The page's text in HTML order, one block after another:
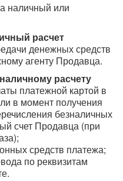
наличный или
расчет
денежных средств
агенту Продавца.
расчету
платежной картой в
в момент получения
безналичных
счет Продавца (при
средств платежа;
по реквизитам